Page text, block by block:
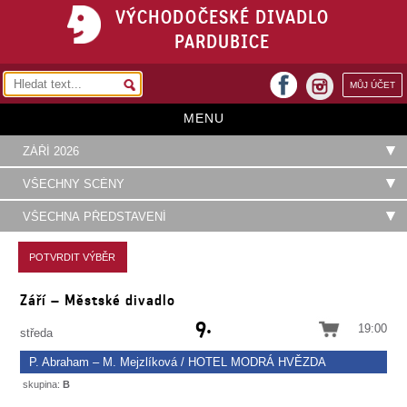
VÝCHODOČESKÉ DIVADLO
PARDUBICE
MŮJ ÚČET
facebook
MENU
PŘEDPLATNÉ
KONTAKTY
O DIVADLE
Září – Městské divadlo
středa 9. 19:00
P. Abraham – M. Mejzlíková / HOTEL MODRÁ HVĚZDA
skupina:B